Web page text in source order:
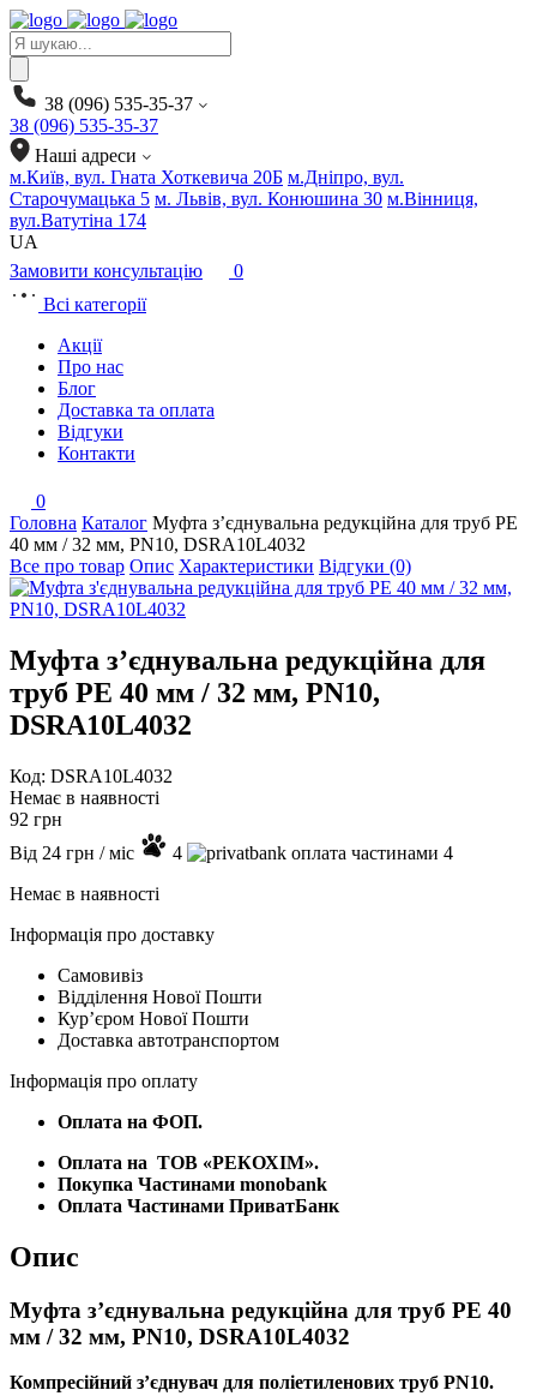
Products
search
38 (096) 535-35-37
38 (096) 535-35-37
Наші адреси
м.Київ, вул. Гната Хоткевича 20Б м.Дніпро, вул.
Старочумацька 5 м. Львів, вул. Конюшина 30 м.Вінниця,
вул.Ватутіна 174
UA
Замовити консультацію
0
Всі категорії
Акції
Про нас
Блог
Доставка та оплата
Відгуки
Контакти
0
Головна Каталог Муфта з’єднувальна редукційна для труб PE
40 мм / 32 мм, PN10, DSRA10L4032
Все про товар Опис Характеристики Відгуки (0)
Муфта з’єднувальна редукційна для
труб PE 40 мм / 32 мм, PN10,
DSRA10L4032
Код: DSRA10L4032
Немає в наявності
92 грн
Від 24 грн / міс 4
4
Немає в наявності
Інформація про доставку
Самовивіз
Відділення Нової Пошти
Курʼєром Нової Пошти
Доставка автотранспортом
Інформація про оплату
Оплата на ФОП.
Оплата на ТОВ «РЕКОХІМ».
Покупка Частинами monobank
Оплата Частинами ПриватБанк
Опис
Муфта з’єднувальна редукційна для труб PE 40
мм / 32 мм, PN10, DSRA10L4032
Компресійний з’єднувач для поліетиленових труб PN10.